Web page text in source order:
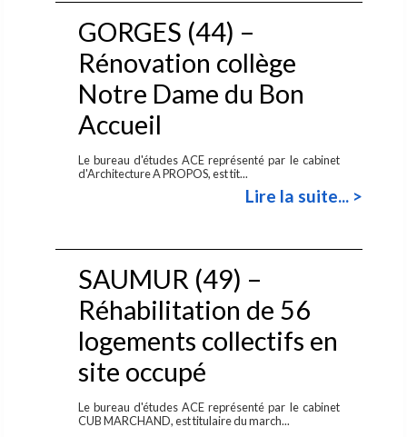
GORGES (44) –
Rénovation collège
Notre Dame du Bon
Accueil
Le bureau d'études ACE représenté par le cabinet
d'Architecture A PROPOS, est tit...
Lire la suite... >
SAUMUR (49) –
Réhabilitation de 56
logements collectifs en
site occupé
Le bureau d'études ACE représenté par le cabinet
CUB MARCHAND, est titulaire du march...